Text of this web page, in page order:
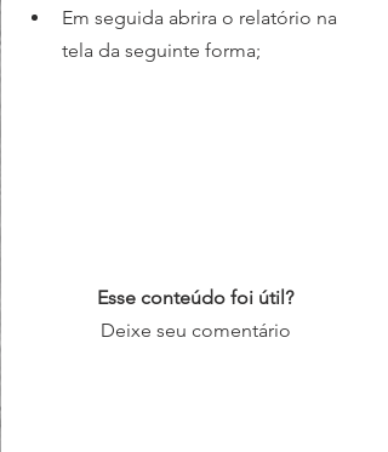
Em seguida abrira o relatório na
tela da seguinte forma;
Esse conteúdo foi útil?
Deixe seu comentário